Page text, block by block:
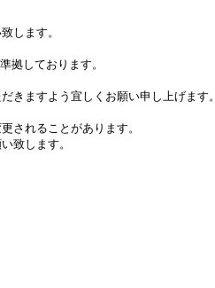
します。
しております。
ますよう宜しくお願い申し上げます。
れることがあります。
します。